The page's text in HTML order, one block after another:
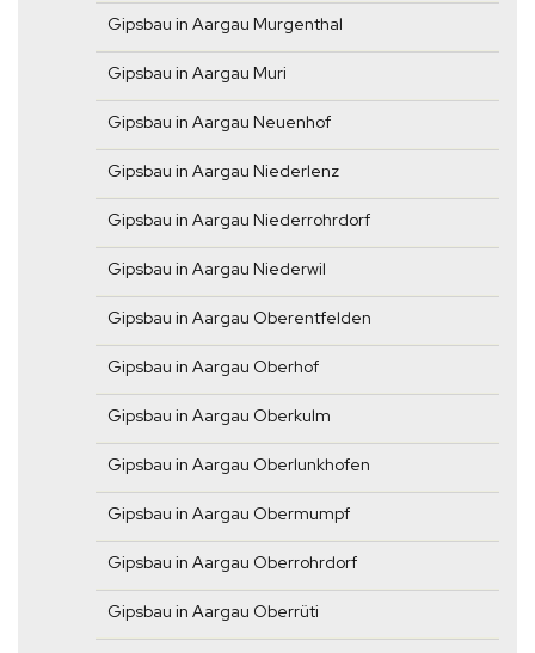
Gipsbau in Aargau Murgenthal
Gipsbau in Aargau Muri
Gipsbau in Aargau Neuenhof
Gipsbau in Aargau Niederlenz
Gipsbau in Aargau Niederrohrdorf
Gipsbau in Aargau Niederwil
Gipsbau in Aargau Oberentfelden
Gipsbau in Aargau Oberhof
Gipsbau in Aargau Oberkulm
Gipsbau in Aargau Oberlunkhofen
Gipsbau in Aargau Obermumpf
Gipsbau in Aargau Oberrohrdorf
Gipsbau in Aargau Oberrüti